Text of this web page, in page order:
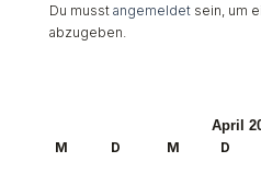
August 2026
Januar 2026